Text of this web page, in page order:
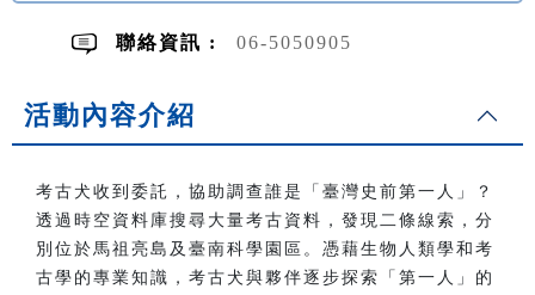
聯絡資訊 : 06-5050905
活動內容介紹
考古犬收到委託，協助調查誰是「臺灣史前第一人」？
透過時空資料庫搜尋大量考古資料，發現二條線索，分
別位於馬祖亮島及臺南科學園區。憑藉生物人類學和考
古學的專業知識，考古犬與夥伴逐步探索「第一人」的